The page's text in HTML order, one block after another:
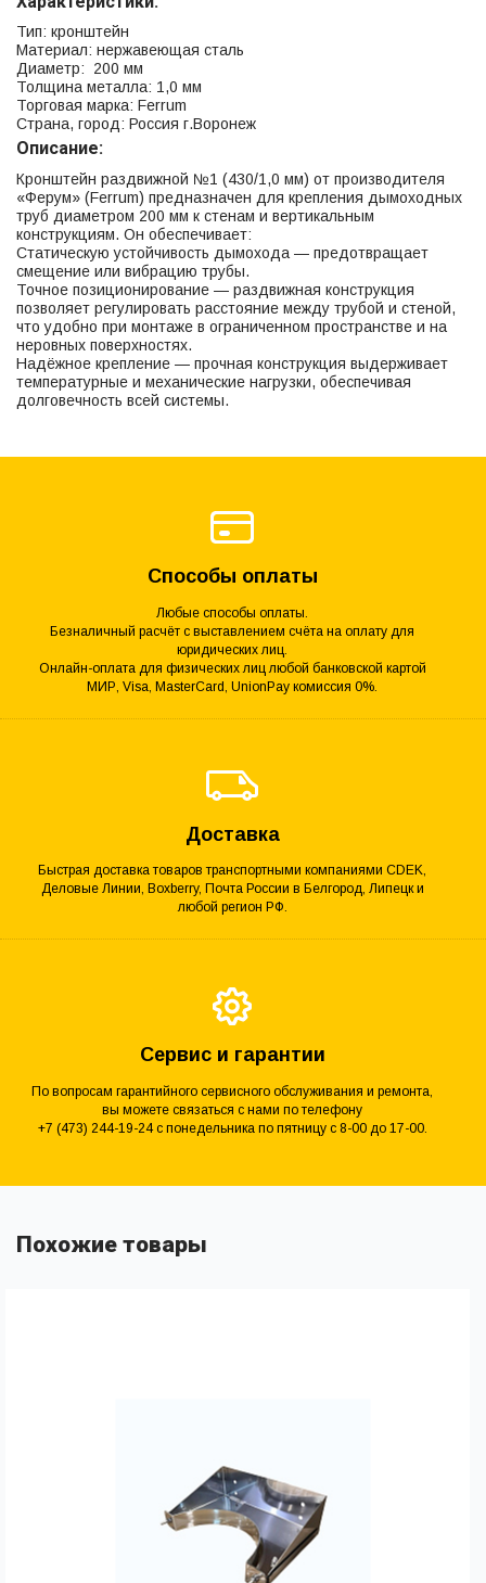
Тип: кронштейн
Материал: нержавеющая сталь
Диаметр: 200 мм
Толщина металла: 1,0 мм
Торговая марка: Ferrum
Страна, город: Россия г.Воронеж
Описание:
Кронштейн раздвижной №1 (430/1,0 мм) от производителя
«Ферум» (Ferrum) предназначен для крепления дымоходных
труб диаметром 200 мм к стенам и вертикальным
конструкциям. Он обеспечивает:
Статическую устойчивость дымохода — предотвращает
смещение или вибрацию трубы.
Точное позиционирование — раздвижная конструкция
позволяет регулировать расстояние между трубой и стеной,
что удобно при монтаже в ограниченном пространстве и на
неровных поверхностях.
Надёжное крепление — прочная конструкция выдерживает
температурные и механические нагрузки, обеспечивая
долговечность всей системы.
Способы оплаты
Любые способы оплаты.
Безналичный расчёт с выставлением счёта на оплату для
юридических лиц.
Онлайн-оплата для физических лиц любой банковской картой
МИР, Visa, MasterCard, UnionPay комиссия 0%.
Доставка
Быстрая доставка товаров транспортными компаниями CDEK,
Деловые Линии, Boxberry, Почта России в Белгород, Липецк и
любой регион РФ.
Сервис и гарантии
По вопросам гарантийного сервисного обслуживания и ремонта,
вы можете связаться с нами по телефону
+7 (473) 244-19-24 с понедельника по пятницу с 8-00 до 17-00.
Похожие товары